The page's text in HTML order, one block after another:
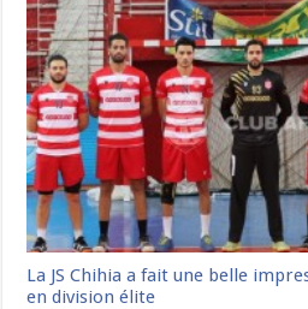
La JS Chihia a fait une belle
en division élite